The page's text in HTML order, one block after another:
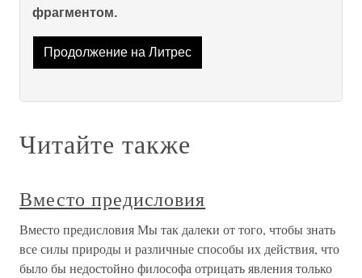
фрагментом.
Продолжение на Литрес
Читайте также
Вместо предисловия
Вместо предисловия Мы так далеки от того, чтобы знать
все силы природы и различные способы их действия, что
было бы недостойно философа отрицать явления только